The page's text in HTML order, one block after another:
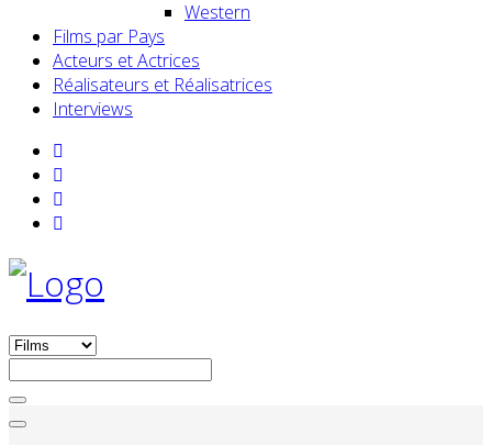
Western
Films par Pays
Acteurs et Actrices
Réalisateurs et Réalisatrices
Interviews